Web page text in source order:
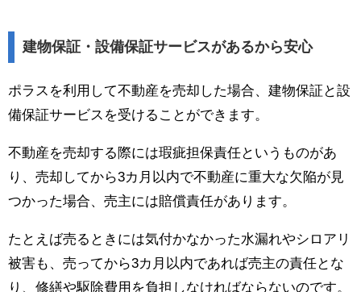
建物保証・設備保証サービスがあるから安心
ポラスを利用して不動産を売却した場合、建物保証と設
備保証サービスを受けることができます。
不動産を売却する際には瑕疵担保責任というものがあ
り、売却してから3カ月以内で不動産に重大な欠陥が見
つかった場合、売主には賠償責任があります。
たとえば売るときには気付かなかった水漏れやシロアリ
被害も、売ってから3カ月以内であれば売主の責任とな
り、修繕や駆除費用を負担しなければならないのです。